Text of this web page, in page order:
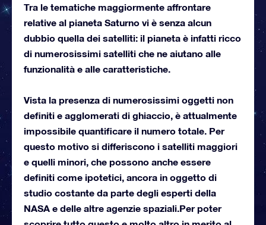
Tra le tematiche maggiormente affrontare
relative al pianeta Saturno vi è senza alcun
dubbio quella dei satelliti: il pianeta è infatti ricco
di numerosissimi satelliti che ne aiutano alle
funzionalità e alle caratteristiche.
Vista la presenza di numerosissimi oggetti non
definiti e agglomerati di ghiaccio, è attualmente
impossibile quantificare il numero totale. Per
questo motivo si differiscono i satelliti maggiori
e quelli minori, che possono anche essere
definiti come ipotetici, ancora in oggetto di
studio costante da parte degli esperti della
NASA e delle altre agenzie spaziali.Per poter